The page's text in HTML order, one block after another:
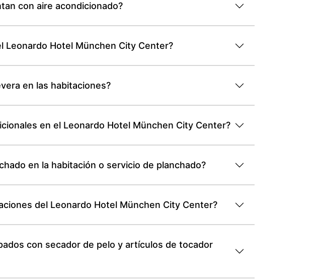
con aire acondicionado?
Leonardo Hotel München City Center?
en las habitaciones?
en el Leonardo Hotel München City Center?
en la habitación o servicio de planchado?
del Leonardo Hotel München City Center?
con secador de pelo y artículos de tocador